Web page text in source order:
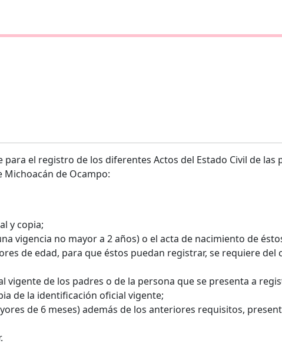
el registro de los diferentes Actos del Estado Civil de
Michoacán de Ocampo:
y copia;
vigencia no mayor a 2 años) o el acta de nacimiento de
de edad, para que éstos puedan registrar, se requiere
vigente de los padres o de la persona que se presenta a
de la identificación oficial vigente;
de 6 meses) además de los anteriores requisitos,